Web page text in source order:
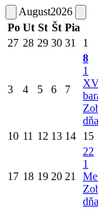
August2026
Po Ut St Št Pia
27 28 29 30 31 1
3 4 5 6 7
8
1
dňa
10 11 12 13 14 15
17 18 19 20 21
22
1
dňa